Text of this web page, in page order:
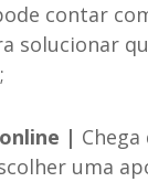
contar
solucionar
|
uma